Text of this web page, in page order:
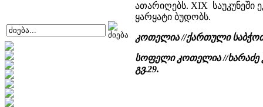
ათარიღებს. XIX საუკუნეში
ყარყატი ბუდობს.
კოთელია //ქართული
სოფელი კოთელია //ხარაძე
გვ.29.